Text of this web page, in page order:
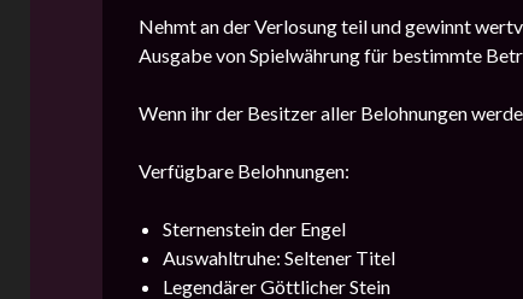
Nehmt an der Verlosung teil und gewinnt
Ausgabe von Spielwährung für bestimmte
Wenn ihr der Besitzer aller Belohnungen
Verfügbare Belohnungen:
Sternenstein der Engel
Auswahltruhe: Seltener Titel
Legendärer Göttlicher Stein